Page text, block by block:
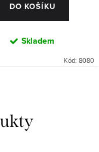
DO KOŠÍKU
Skladem
Kód: 8080